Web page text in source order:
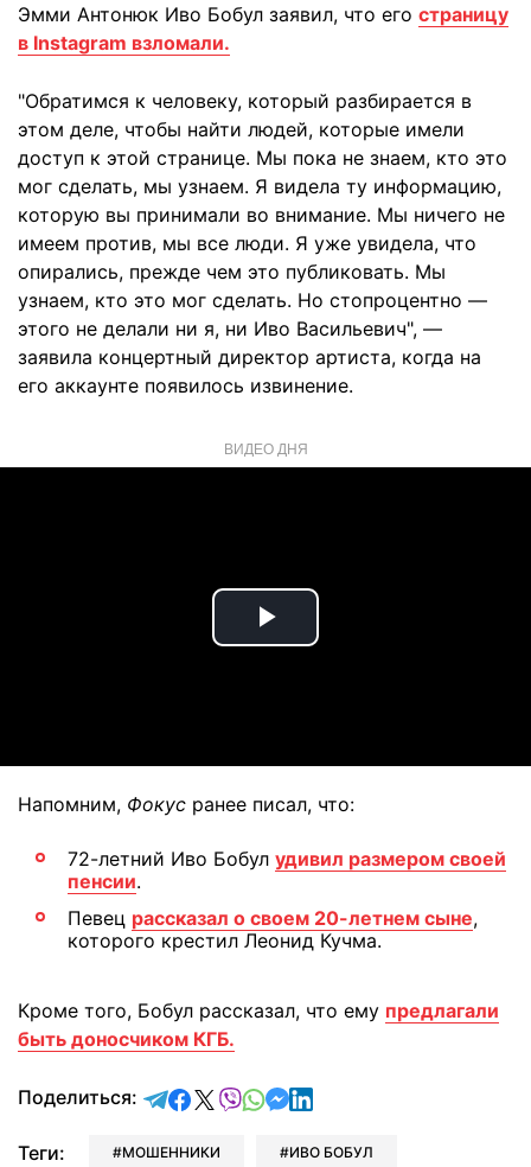
Эмми Антонюк Иво Бобул заявил, что его страницу
в Instagram взломали.
"Обратимся к человеку, который разбирается в
этом деле, чтобы найти людей, которые имели
доступ к этой странице. Мы пока не знаем, кто это
мог сделать, мы узнаем. Я видела ту информацию,
которую вы принимали во внимание. Мы ничего не
имеем против, мы все люди. Я уже увидела, что
опирались, прежде чем это публиковать. Мы
узнаем, кто это мог сделать. Но стопроцентно —
этого не делали ни я, ни Иво Васильевич", —
заявила концертный директор артиста, когда на
его аккаунте появилось извинение.
ВИДЕО ДНЯ
Play
Напомним, Фокус ранее писал, что:
72-летний Иво Бобул удивил размером своей
пенсии.
Певец рассказал о своем 20-летнем сыне,
которого крестил Леонид Кучма.
Кроме того, Бобул рассказал, что ему предлагали
быть доносчиком КГБ.
Поделиться: отправить в Telegram
поделиться в Facebook
поделиться в X
отправить в Viber
отправить в Whatsapp
отправить в Messenger
отправить в LinkedIn
Теги: МОШЕННИКИ ИВО БОБУЛ